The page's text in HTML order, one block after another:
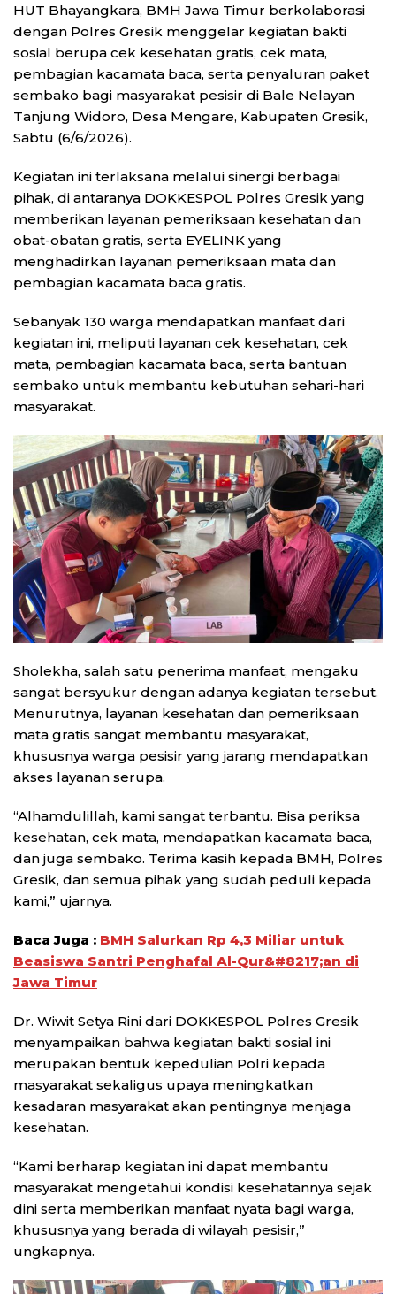
HUT Bhayangkara, BMH Jawa Timur berkolaborasi
dengan Polres Gresik menggelar kegiatan bakti
sosial berupa cek kesehatan gratis, cek mata,
pembagian kacamata baca, serta penyaluran paket
sembako bagi masyarakat pesisir di Bale Nelayan
Tanjung Widoro, Desa Mengare, Kabupaten Gresik,
Sabtu (6/6/2026).
Kegiatan ini terlaksana melalui sinergi berbagai
pihak, di antaranya DOKKESPOL Polres Gresik yang
memberikan layanan pemeriksaan kesehatan dan
obat-obatan gratis, serta EYELINK yang
menghadirkan layanan pemeriksaan mata dan
pembagian kacamata baca gratis.
Sebanyak 130 warga mendapatkan manfaat dari
kegiatan ini, meliputi layanan cek kesehatan, cek
mata, pembagian kacamata baca, serta bantuan
sembako untuk membantu kebutuhan sehari-hari
masyarakat.
Sholekha, salah satu penerima manfaat, mengaku
sangat bersyukur dengan adanya kegiatan tersebut.
Menurutnya, layanan kesehatan dan pemeriksaan
mata gratis sangat membantu masyarakat,
khususnya warga pesisir yang jarang mendapatkan
akses layanan serupa.
“Alhamdulillah, kami sangat terbantu. Bisa periksa
kesehatan, cek mata, mendapatkan kacamata baca,
dan juga sembako. Terima kasih kepada BMH, Polres
Gresik, dan semua pihak yang sudah peduli kepada
kami,” ujarnya.
Baca Juga : BMH Salurkan Rp 4,3 Miliar untuk
Beasiswa Santri Penghafal Al-Qur&#8217;an di
Jawa Timur
Dr. Wiwit Setya Rini dari DOKKESPOL Polres Gresik
menyampaikan bahwa kegiatan bakti sosial ini
merupakan bentuk kepedulian Polri kepada
masyarakat sekaligus upaya meningkatkan
kesadaran masyarakat akan pentingnya menjaga
kesehatan.
“Kami berharap kegiatan ini dapat membantu
masyarakat mengetahui kondisi kesehatannya sejak
dini serta memberikan manfaat nyata bagi warga,
khususnya yang berada di wilayah pesisir,”
ungkapnya.